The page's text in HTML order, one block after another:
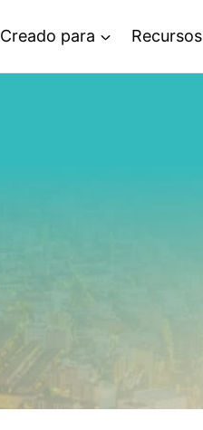
Creado para Recursos